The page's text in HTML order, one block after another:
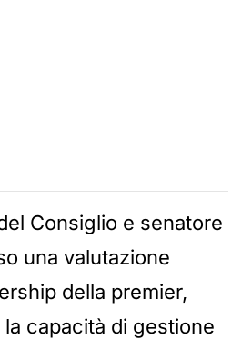
Consiglio e senatore
una valutazione
della premier,
capacità di gestione